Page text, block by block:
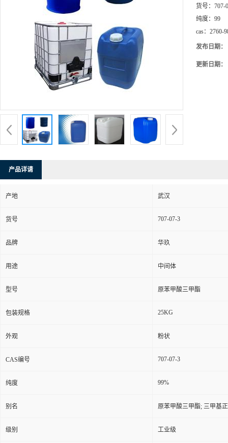
货号： 707-
纯度： 99
cas： 2760-
发布日期：
更新日期：
产品详请
产地 武汉
货号 707-07-3
品牌 华玖
用途 中间体
型号 原苯甲酸三甲酯
包装规格 25KG
外观 粉状
CAS编号 707-07-3
纯度 99%
别名 原苯甲酸三甲酯; 三甲基
级别 工业级